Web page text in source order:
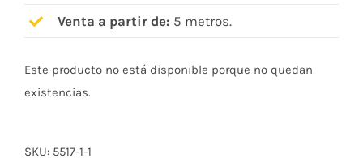
Venta a partir de: 5 metros.
Este producto no está disponible porque no quedan
existencias.
SKU: 5517-1-1